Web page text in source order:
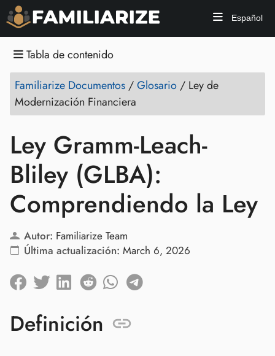
Español
Tabla de contenido
Familiarize Documentos /Glosario / Ley de
Modernización Financiera
Ley Gramm-Leach-
Bliley (GLBA):
Comprendiendo la Ley
Autor: Familiarize Team
Última actualización: March 6, 2026
Definición